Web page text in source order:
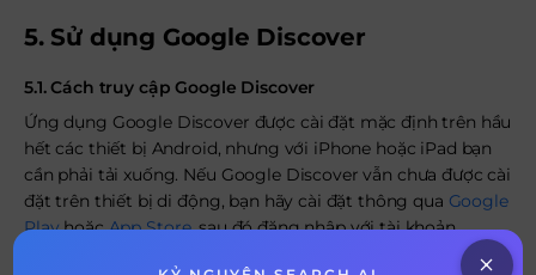
5. Sử dụng Google Discover
5.1. Cách truy cập Google Discover
Ứng dụng Google Discover được cài đặt mặc định trên hầu
hết các thiết bị Android, nhưng với iPhone hoặc iPad bạn
cần phải tải xuống. Nếu Google Discover vẫn chưa được cài
đặt trên thiết bị di động, bạn hãy cài đặt thông qua Google
PlayhoặcApp Store, sau đó đăng nhập với tài khoản